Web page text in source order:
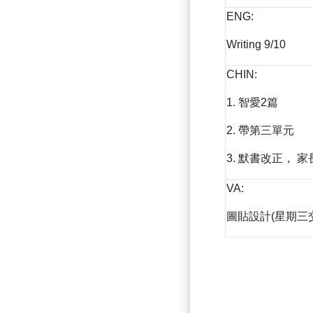
ENG:
Writing 9/10
CHIN:
1. 智愛2篇
2. 帶第三單元
3. 默書改正， 家
VA:
圖貼設計(星期三